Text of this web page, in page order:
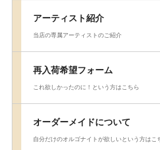
アーティスト紹介
当店の専属アーティストのご紹介
再入荷希望フォーム
これ欲しかったのに！という方はこちら
オーダーメイドについて
自分だけのオルゴナイトが欲しいという方はこ